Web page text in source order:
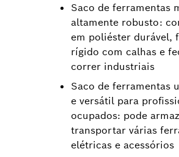
Saco de ferramentas
altamente robusto:
em poliéster durável,
rígido com calhas e
correr industriais
Saco de ferramentas
e versátil para
ocupados: pode
transportar várias
elétricas e acessórios